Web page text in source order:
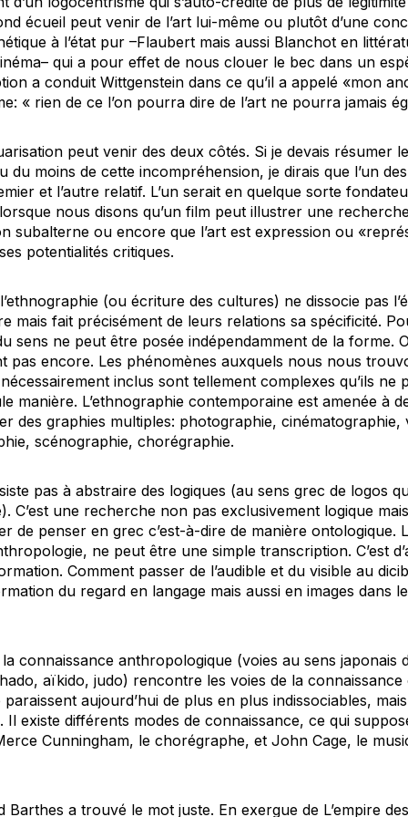
écueil peut venir de l’art lui-même ou plutôt d’une
à l’état pur –Flaubert mais aussi Blanchot en
qui a pour effet de nous clouer le bec dans un
a conduit Wittgenstein dans ce qu’il a appelé «mon
« rien de ce l’on pourra dire de l’art ne pourra jamais
peut venir des deux côtés. Si je devais résumer
du moins de cette incompréhension, je dirais que l’un
et l’autre relatif. L’un serait en quelque sorte
nous disons qu’un film peut illustrer une
subalterne ou encore que l’art est expression ou
potentialités critiques.
(ou écriture des cultures) ne dissocie pas
mais fait précisément de leurs relations sa spécificité.
sens ne peut être posée indépendamment de la forme.
pas encore. Les phénomènes auxquels nous nous
inclus sont tellement complexes qu’ils ne
manière. L’ethnographie contemporaine est amenée à
des graphies multiples: photographie, cinématographie,
scénographie, chorégraphie.
pas à abstraire des logiques (au sens grec de logos
C’est une recherche non pas exclusivement logique
de penser en grec c’est-à-dire de manière ontologique.
ne peut être une simple transcription. C’est
Comment passer de l’audible et du visible au
du regard en langage mais aussi en images dans
la connaissance anthropologique (voies au sens japonais
, aïkido, judo) rencontre les voies de la
paraissent aujourd’hui de plus en plus indissociables,
existe différents modes de connaissance, ce qui
Cunningham, le chorégraphe, et John Cage, le
Barthes a trouvé le mot juste. En exergue de L’empire